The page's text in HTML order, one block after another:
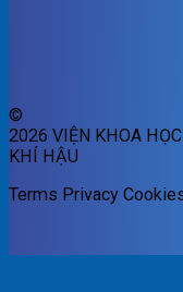
©
2026 VIỆN KHOA
KHÍ HẬU
Terms Privacy